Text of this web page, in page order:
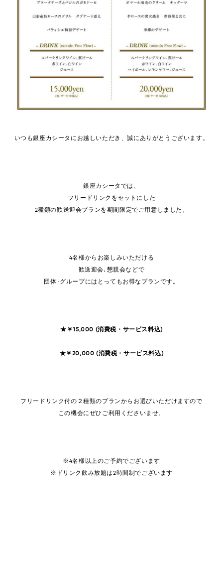
いつも銀座カシータにお越しいただき、誠にありがとうございます。
銀座カシータでは、
フリードリンクをセットにした
2種類の歓送迎会プランを期間限定でご用意しました。
4名様からお楽しみいただける
歓送迎会､懇親会などで
団体･グループにはとってもお得なプランです。
★￥15,000 (消費税・サービス料込)
★￥20,000 (消費税・サービス料込)
フリードリンク付の２種類のプランからお選びいただけますので
この機会にぜひご利用くださいませ。
※4名様以上のご予約でございます
※ドリンク飲み放題は2時間制でございます